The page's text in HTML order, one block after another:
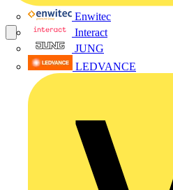
Enwitec
Interact
JUNG
LEDVANCE